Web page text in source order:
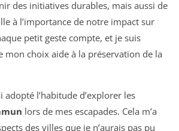
des initiatives durables, mais aussi de
à l’importance de notre impact sur
petit geste compte, et je suis
mon choix aide à la préservation de la
adopté l’habitude d’explorer les
lors de mes escapades. Cela m’a
des villes que je n’aurais pas pu